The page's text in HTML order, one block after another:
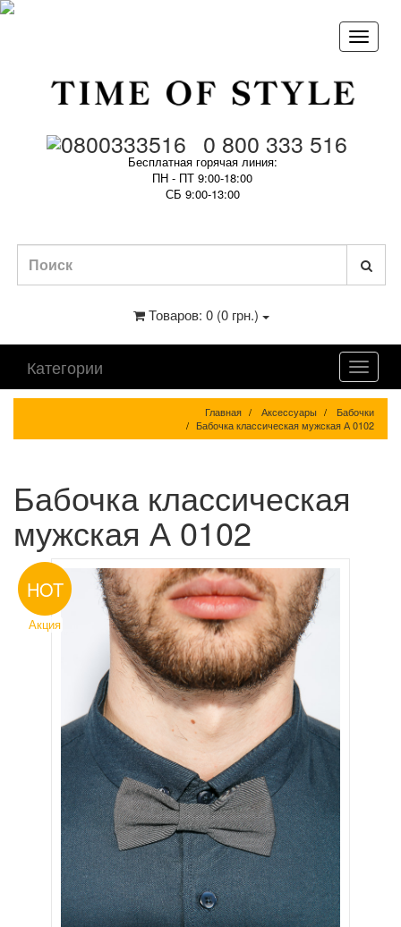
0 800 333 516
Бесплатная горячая линия:
ПН - ПТ 9:00-18:00
СБ 9:00-13:00
Товаров: 0 (0 грн.)
Категории
Главная Аксессуары
Бабочки
Бабочка классическая мужская А 0102
Бабочка классическая
мужская А 0102
HOT
Акция